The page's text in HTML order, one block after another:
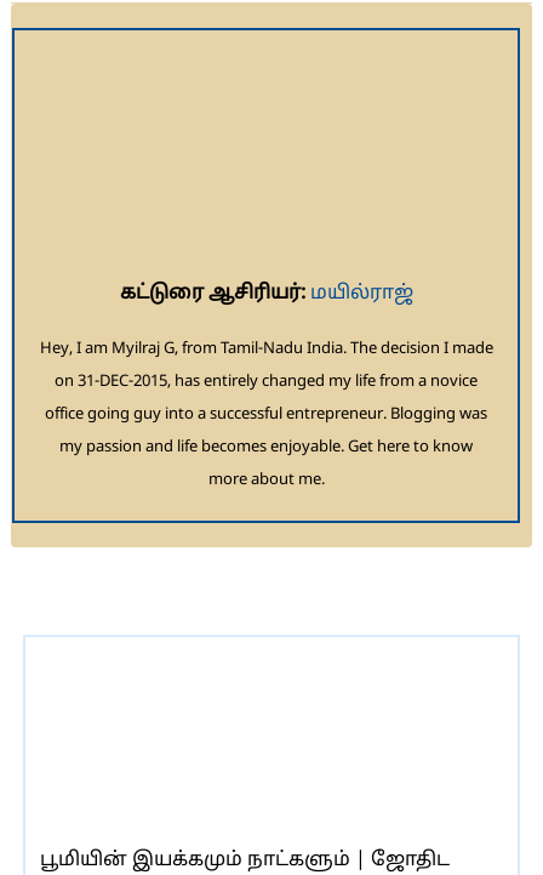
கட்டுரை ஆசிரியர்: மயில்ராஜ்
Hey, I am Myilraj G, from Tamil-Nadu India. The decision I made
on 31-DEC-2015, has entirely changed my life from a novice
office going guy into a successful entrepreneur. Blogging was
my passion and life becomes enjoyable. Get here to know
more about me.
பூமியின் இயக்கமும் நாட்களும் | ஜோதிட